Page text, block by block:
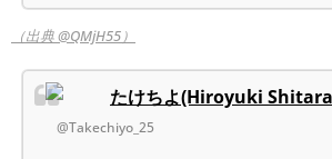
（出典 @QMjH55）
たけちよ(Hiroyuki
@Takechiyo_25